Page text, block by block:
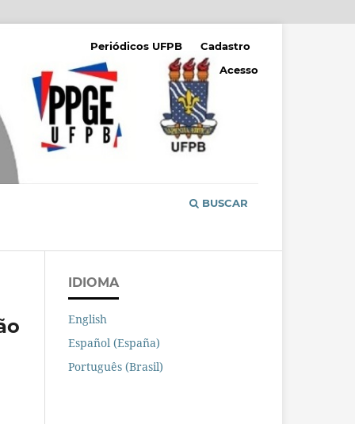
BUSCAR
Periódicos UFPB
Cadastro
Acesso
IDIOMA
English
Español (España)
Português (Brasil)